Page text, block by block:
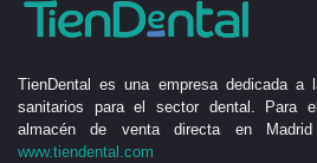
TienDental es una empresa dedicada a
sanitarios para el sector dental. Para
almacén de venta directa en
www.tiendental.com